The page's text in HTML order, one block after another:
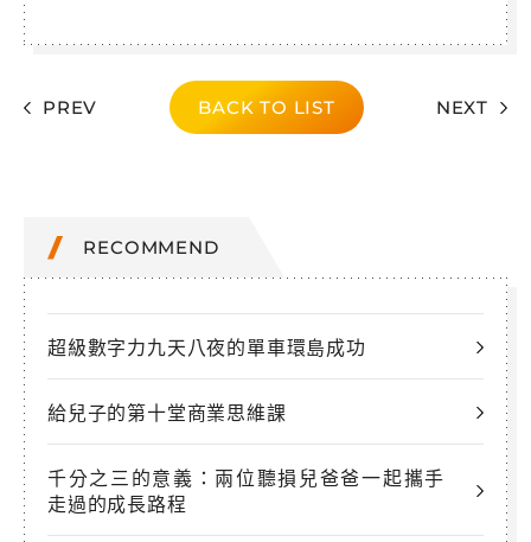
PREV BACK TO LIST NEXT
RECOMMEND
超級數字力九天八夜的單車環島成功
給兒子的第十堂商業思維課
千分之三的意義：兩位聽損兒爸爸一起攜手
走過的成長路程